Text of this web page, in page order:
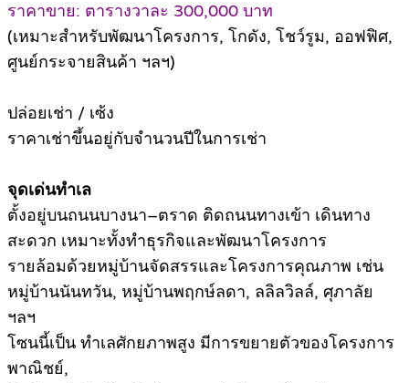
ราคาขาย: ตารางวาละ 300,000 บาท
(เหมาะสำหรับพัฒนาโครงการ, โกดัง, โชว์รูม, ออฟฟิศ,
ศูนย์กระจายสินค้า ฯลฯ)
ปล่อยเช่า / เซ้ง
ราคาเช่าขึ้นอยู่กับจำนวนปีในการเช่า
จุดเด่นทำเล
ตั้งอยู่บนถนนบางนา–ตราด ติดถนนทางเข้า เดินทาง
สะดวก เหมาะทั้งทำธุรกิจและพัฒนาโครงการ
รายล้อมด้วยหมู่บ้านจัดสรรและโครงการคุณภาพ เช่น
หมู่บ้านนันทวัน, หมู่บ้านพฤกษ์ลดา, ลลิลวิลล์, ศุภาลัย
ฯลฯ
โซนนี้เป็น ทำเลศักยภาพสูง มีการขยายตัวของโครงการ
พาณิชย์,